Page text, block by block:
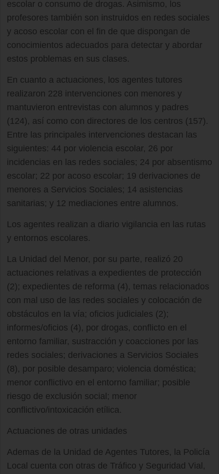
escolar o consumo de drogas. Asimismo, los
profesores también son instruidos en redes sociales
y acoso escolar con el fin de que dispongan de
conocimientos adecuados para detectar y abordar
estos problemas en sus clases.
En cuanto a actuaciones, los agentes tutores
realizaron 228 intervenciones con menores y
mantuvieron entrevistas con alumnos y padres
(124), así como con directores de los centros (157).
Entre las principales intervenciones destacan las
siguientes: 44 por violencia escolar, 26 por
incidencias en las redes sociales; 24 por absentismo
escolar; 22 por acoso escolar; 19 derivaciones de
menores a Servicios Sociales; 14 asistencias
sanitarias; y 12 mediaciones entre alumnos.
Los agentes realizan a diario vigilancia en las rutas
y entornos escolares.
La Unidad del Menor, por su parte, realizó 20
actuaciones relativas a expedientes de protección
(2); expedientes de reforma (4), temas relacionados
con mal uso de las redes sociales y colocación de
obstáculos en la vía; oficios judiciales (2);
informes/oficios (4), por drogas, conflicto en el
entorno familiar, sustracción y coacciones por las
redes sociales; derivaciones a Servicios Sociales
(8), por posible desamparo; violencia doméstica;
menor conflictivo en el entorno familiar; posible
riesgo de exclusión social; menor
conflictivo/intoxicación etílica.
Actuaciones de otras unidades
Ademas de la Unidad de Agentes Tutores, la Policía
Local cuenta con otras de Tráfico y Seguridad Vial,